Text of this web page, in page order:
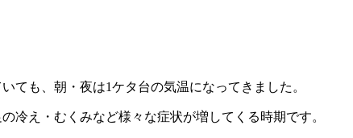
ても、朝・夜は1ケタ台の気温になってきました。
冷え・むくみなど様々な症状が増してくる時期です。